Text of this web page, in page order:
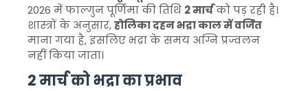
2026 में फाल्गुन पूर्णिमा की तिथि 2 मार्चको पड़ रही है।
शास्त्रों के अनुसार,होलिका दहन भद्रा काल में वर्जित
माना गया है, इसलिए भद्रा के समय अग्नि प्रज्वलन
नहीं किया जाता।
2 मार्च को भद्रा का प्रभाव